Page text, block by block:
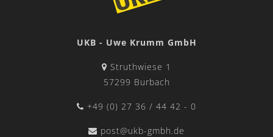
direkt an der Matrize
UKB - Uwe Krumm GmbH
Struthwiese 1
57299 Burbach
+49 (0) 27 36 / 44 42 - 0
post@ukb-gmbh.de